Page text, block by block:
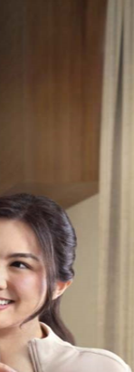
Asia
ini
Pesawat
wisata